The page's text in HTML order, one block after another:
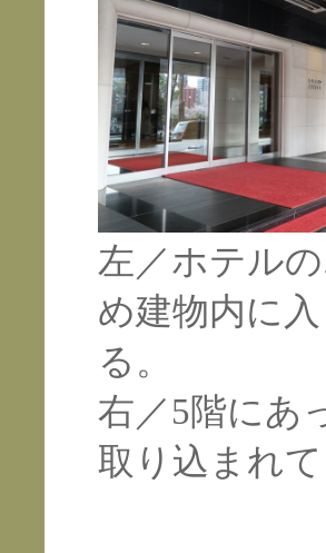
左／ホテル
め建物内に
る。
右／5階にあ
取り込まれ